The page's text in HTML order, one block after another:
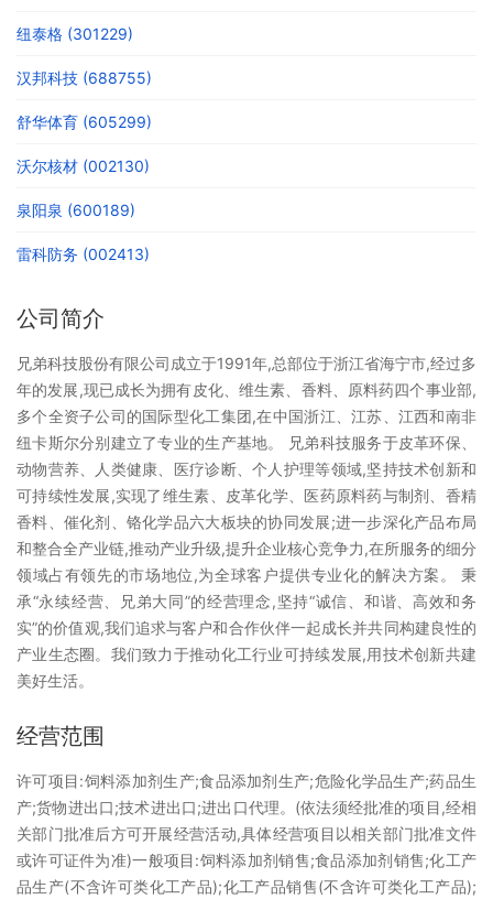
纽泰格 (301229)
汉邦科技 (688755)
舒华体育 (605299)
沃尔核材 (002130)
泉阳泉 (600189)
雷科防务 (002413)
公司简介
兄弟科技股份有限公司成立于1991年,总部位于浙江省海宁市,经过多
年的发展,现已成长为拥有皮化、维生素、香料、原料药四个事业部,
多个全资子公司的国际型化工集团,在中国浙江、江苏、江西和南非
纽卡斯尔分别建立了专业的生产基地。 兄弟科技服务于皮革环保、
动物营养、人类健康、医疗诊断、个人护理等领域,坚持技术创新和
可持续性发展,实现了维生素、皮革化学、医药原料药与制剂、香精
香料、催化剂、铬化学品六大板块的协同发展;进一步深化产品布局
和整合全产业链,推动产业升级,提升企业核心竞争力,在所服务的细分
领域占有领先的市场地位,为全球客户提供专业化的解决方案。 秉
承“永续经营、兄弟大同”的经营理念,坚持“诚信、和谐、高效和务
实”的价值观,我们追求与客户和合作伙伴一起成长并共同构建良性的
产业生态圈。我们致力于推动化工行业可持续发展,用技术创新共建
美好生活。
经营范围
许可项目:饲料添加剂生产;食品添加剂生产;危险化学品生产;药品生
产;货物进出口;技术进出口;进出口代理。(依法须经批准的项目,经相
关部门批准后方可开展经营活动,具体经营项目以相关部门批准文件
或许可证件为准)一般项目:饲料添加剂销售;食品添加剂销售;化工产
品生产(不含许可类化工产品);化工产品销售(不含许可类化工产品);